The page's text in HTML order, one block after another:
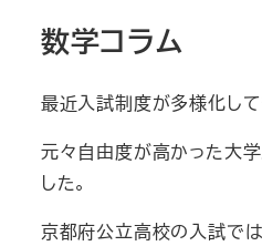
数学コラム
最近入試制度が多様化し
元々自由度が高かった大
した。
京都府公立高校の入試で